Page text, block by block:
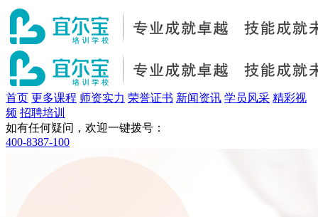
首页 更多课程 师资实力 荣誉证书 新闻资讯 学员风采 精彩视
频 招聘培训
如有任何疑问，欢迎一键拨号：
400-8387-100